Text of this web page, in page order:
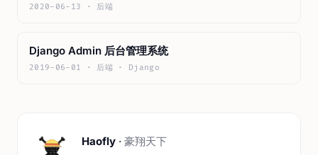
2020-06-13 · 后端
Django Admin 后台管理系统
2019-06-01 · 后端 · Django
Haofly · 豪翔天下